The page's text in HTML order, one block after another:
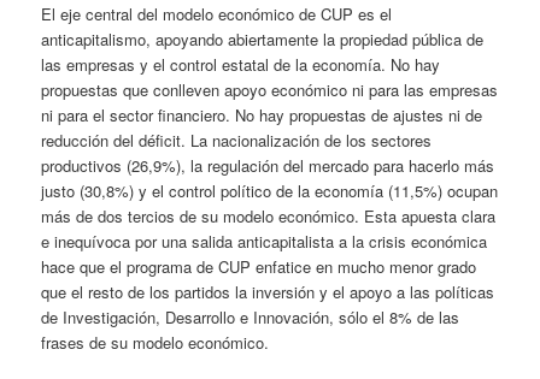
El eje central del modelo económico de CUP es el
anticapitalismo, apoyando abiertamente la propiedad pública de
las empresas y el control estatal de la economía. No hay
propuestas que conlleven apoyo económico ni para las empresas
ni para el sector financiero. No hay propuestas de ajustes ni de
reducción del déficit. La nacionalización de los sectores
productivos (26,9%), la regulación del mercado para hacerlo más
justo (30,8%) y el control político de la economía (11,5%) ocupan
más de dos tercios de su modelo económico. Esta apuesta clara
e inequívoca por una salida anticapitalista a la crisis económica
hace que el programa de CUP enfatice en mucho menor grado
que el resto de los partidos la inversión y el apoyo a las políticas
de Investigación, Desarrollo e Innovación, sólo el 8% de las
frases de su modelo económico.